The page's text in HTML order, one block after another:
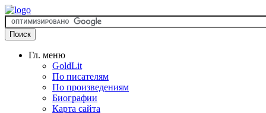
Гл. меню
GoldLit
По писателям
По произведениям
Биографии
Карта сайта